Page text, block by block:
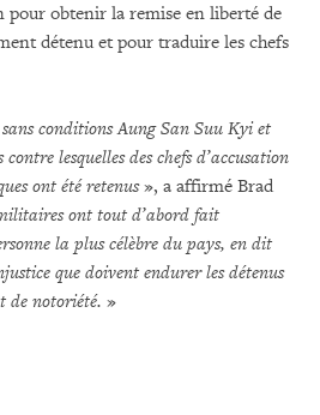
pour obtenir la remise en liberté de
détenu et pour traduire les chefs
conditions Aung San Suu Kyi et
lesquelles des chefs d’accusation
ont été retenus», a affirmé Brad
ont tout d’abord fait
la plus célèbre du pays, en dit
que doivent endurer les détenus
de notoriété. »